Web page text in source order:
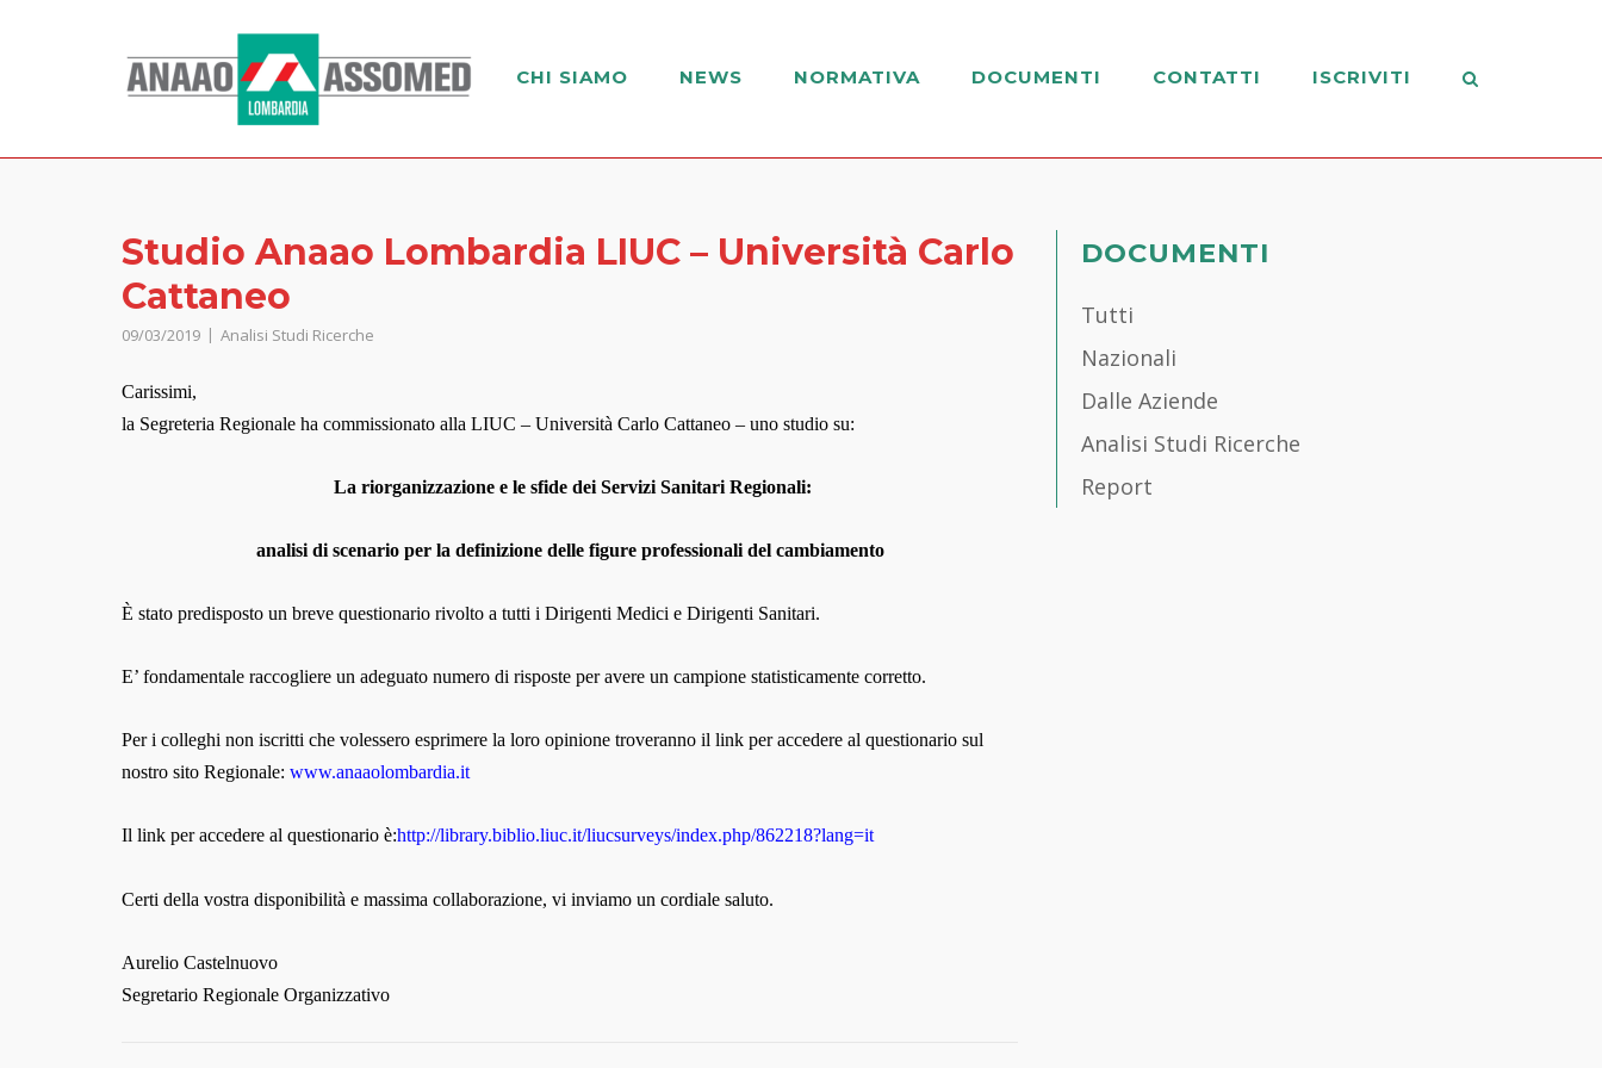
CHI SIAMO NEWS NORMATIVA DOCUMENTI CONTATTI ISCRIVITI
Studio Anaao Lombardia LIUC – Università Carlo
Cattaneo
09/03/2019 Analisi Studi Ricerche
Carissimi,
la Segreteria Regionale ha commissionato alla LIUC – Università Carlo Cattaneo – uno studio su:
La riorganizzazione e le sfide dei Servizi Sanitari Regionali:
analisi di scenario per la definizione delle figure professionali del cambiamento
È stato predisposto un breve questionario rivolto a tutti i Dirigenti Medici e Dirigenti Sanitari.
E’ fondamentale raccogliere un adeguato numero di risposte per avere un campione statisticamente corretto.
Per i colleghi non iscritti che volessero esprimere la loro opinione troveranno il link per accedere al questionario sul
nostro sito Regionale: www.anaaolombardia.it
Il link per accedere al questionario è:http://library.biblio.liuc.it/liucsurveys/index.php/862218?lang=it
Certi della vostra disponibilità e massima collaborazione, vi inviamo un cordiale saluto.
Aurelio Castelnuovo
Segretario Regionale Organizzativo
DOCUMENTI
Tutti
Nazionali
Dalle Aziende
Analisi Studi Ricerche
Report